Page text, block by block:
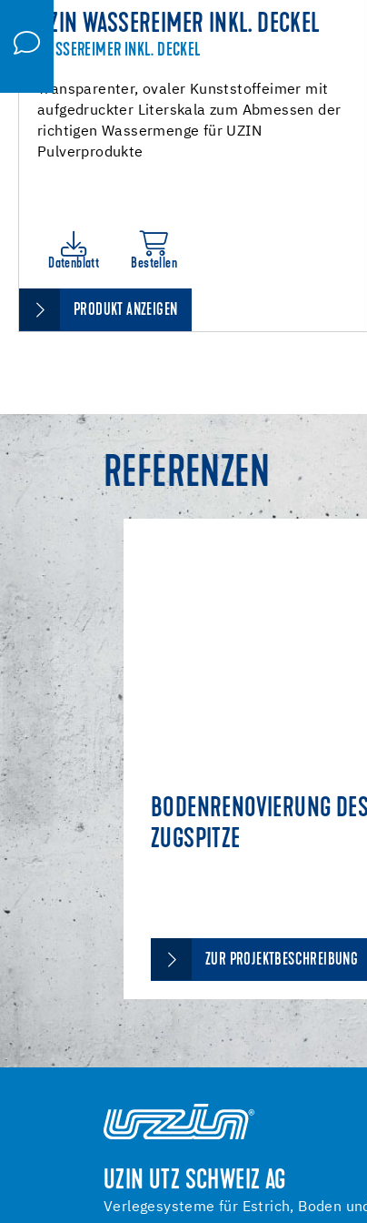
UZIN WASSEREIMER INKL. DECKEL
WASSEREIMER INKL. DECKEL
Transparenter, ovaler Kunststoffeimer mit
aufgedruckter Literskala zum Abmessen der
richtigen Wassermenge für UZIN
Pulverprodukte
Datenblatt Bestellen
PRODUKT ANZEIGEN
REFERENZEN
BODENRENOVIERUNG
ZUGSPITZE
ZUR PROJEKTBESCHREIBUNG
UZIN UTZ SCHWEIZ AG
Verlegesysteme für Estrich, Boden